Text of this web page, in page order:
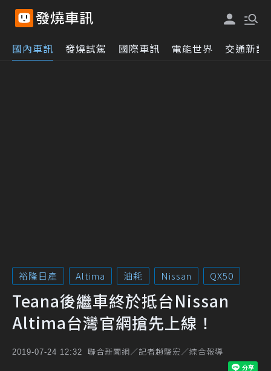
國內車訊 發燒試駕 國際車訊 電能世界 交通新訊
裕隆日產 Altima 油耗 Nissan QX50
Teana後繼車終於抵台Nissan
Altima台灣官網搶先上線！
2019-07-24 12:32 聯合新聞網／記者趙駿宏／綜合報導